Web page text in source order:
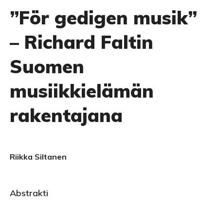
”För gedigen musik”
– Richard Faltin
Suomen
musiikkielämän
rakentajana
Riikka Siltanen
Abstrakti